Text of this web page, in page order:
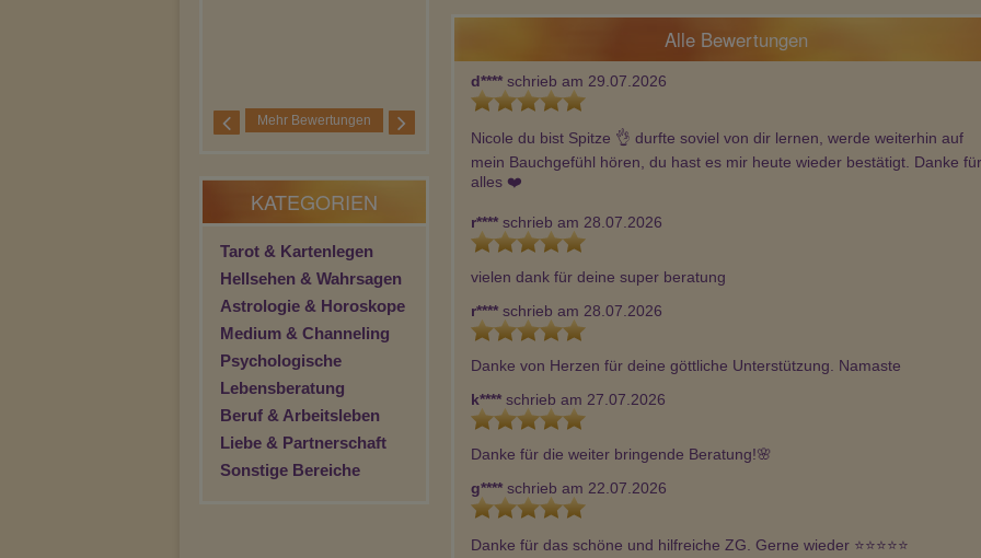
Mehr Bewertungen
KATEGORIEN
Tarot & Kartenlegen
Hellsehen & Wahrsagen
Astrologie & Horoskope
Medium & Channeling
Psychologische
Lebensberatung
Beruf & Arbeitsleben
Liebe & Partnerschaft
Sonstige Bereiche
Alle Bewertungen
d**** schrieb am 29.07.2026
Nicole du bist Spitze 👌 durfte soviel von dir lernen, werde weiterhin auf
mein Bauchgefühl hören, du hast es mir heute wieder bestätigt. Danke für
alles ❤️
r**** schrieb am 28.07.2026
vielen dank für deine super beratung
r**** schrieb am 28.07.2026
Danke von Herzen für deine göttliche Unterstützung. Namaste
k**** schrieb am 27.07.2026
Danke für die weiter bringende Beratung!🌸
g**** schrieb am 22.07.2026
Danke für das schöne und hilfreiche ZG. Gerne wieder ⭐️⭐️⭐️⭐️⭐️